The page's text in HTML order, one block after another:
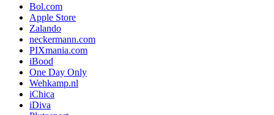
Bol.com
Apple Store
Zalando
neckermann.com
PIXmania.com
iBood
One Day Only
Wehkamp.nl
iChica
iDiva